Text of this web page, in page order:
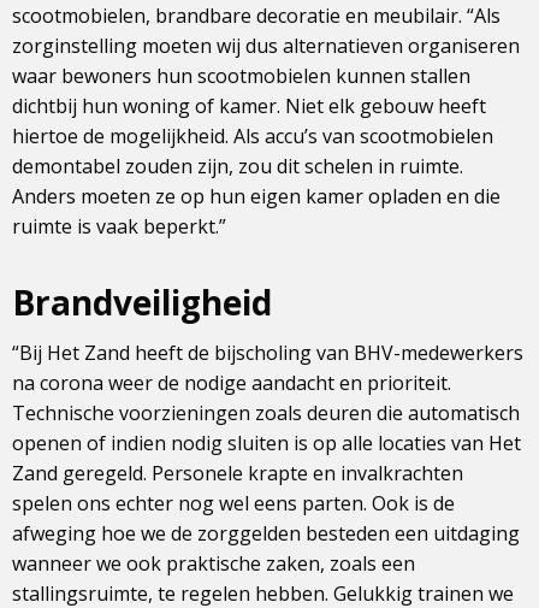
scootmobielen, brandbare decoratie en meubilair. “Als
zorginstelling moeten wij dus alternatieven organiseren
waar bewoners hun scootmobielen kunnen stallen
dichtbij hun woning of kamer. Niet elk gebouw heeft
hiertoe de mogelijkheid. Als accu’s van scootmobielen
demontabel zouden zijn, zou dit schelen in ruimte.
Anders moeten ze op hun eigen kamer opladen en die
ruimte is vaak beperkt.”
Brandveiligheid
“Bij Het Zand heeft de bijscholing van BHV-medewerkers
na corona weer de nodige aandacht en prioriteit.
Technische voorzieningen zoals deuren die automatisch
openen of indien nodig sluiten is op alle locaties van Het
Zand geregeld. Personele krapte en invalkrachten
spelen ons echter nog wel eens parten. Ook is de
afweging hoe we de zorggelden besteden een uitdaging
wanneer we ook praktische zaken, zoals een
stallingsruimte, te regelen hebben. Gelukkig trainen we